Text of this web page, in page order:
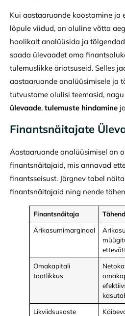
Kui aastaaruande koostamine ja
lõpule viidud, on oluline võtta
hoolikalt analüüsida ja
saada ülevaadet oma
tulemuslikke äriotsuseid. Selles
aastaaruande analüüsimisele ja
tutvustame olulisi teemasid, nagu
ülevaade, tulemuste hindamine ja
Finantsnäitajate
Aastaaruande analüüsimisel on
finantsnäitajaid, mis annavad
finantsseisust. Järgnev tabel
finantsnäitajaid ning nende
Finantsnäitaja
Ärikasumimarginaal
Omakapitali
tootlikkus
Likviidsusaste